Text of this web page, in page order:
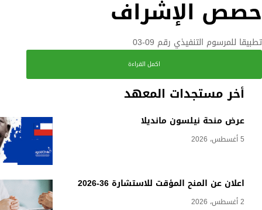
أخر مستجدات المعهد
عرض منحة نيلسون مانديلا
5 أغسطس، 2026
اعلان عن المنح المؤقت للاستشارة 36-2026
2 أغسطس، 2026
حصص الإشراف
تطبيقا للمرسوم التنفيذي رقم 09-03
اكمل القراءة